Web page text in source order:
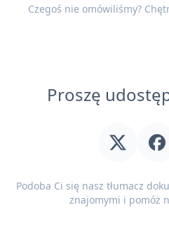
Czegoś nie omówiliśmy?
Proszę
Podoba Ci się nasz tłumacz
znajomymi i pomóż